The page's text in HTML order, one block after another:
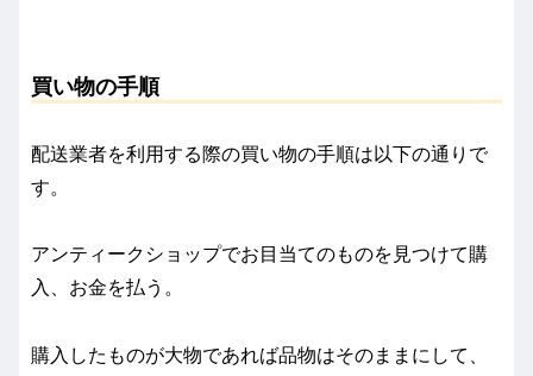
買い物の手順
配送業者を利用する際の買い物の手順は以下の通りで
す。
アンティークショップでお目当てのものを見つけて購
入、お金を払う。
購入したものが大物であれば品物はそのままにして、